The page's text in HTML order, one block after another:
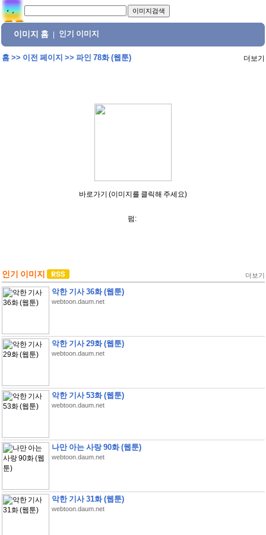
이미지 홈 인기 이미지
홈>> 이전 페이지 >> 파인 78화 (웹툰) 더보기
바로가기 (이미지를 클릭해 주세요)
펌:
인기 이미지 더보기
악한 기사 36화 (웹툰)
webtoon.daum.net
악한 기사 29화 (웹툰)
webtoon.daum.net
악한 기사 53화 (웹툰)
webtoon.daum.net
나만 아는 사랑 90화 (웹툰)
webtoon.daum.net
악한 기사 31화 (웹툰)
webtoon.daum.net